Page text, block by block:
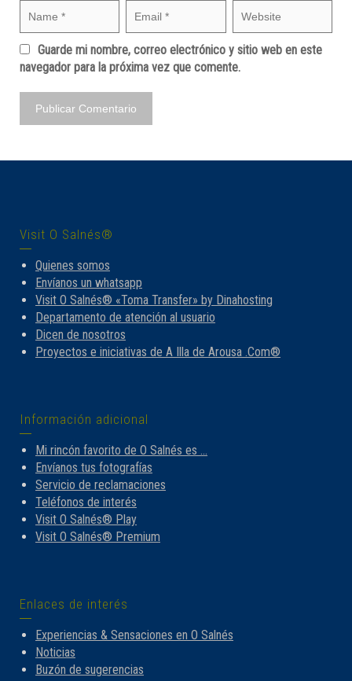
Guarde mi nombre, correo electrónico y sitio web en este
navegador para la próxima vez que comente.
Visit O Salnés®
Quienes somos
Envíanos un whatsapp
Visit O Salnés® «Toma Transfer» by Dinahosting
Departamento de atención al usuario
Dicen de nosotros
Proyectos e iniciativas de A Illa de Arousa .Com®
Información adicional
Mi rincón favorito de O Salnés es …
Envíanos tus fotografías
Servicio de reclamaciones
Teléfonos de interés
Visit O Salnés® Play
Visit O Salnés® Premium
Enlaces de interés
Experiencias & Sensaciones en O Salnés
Noticias
Buzón de sugerencias